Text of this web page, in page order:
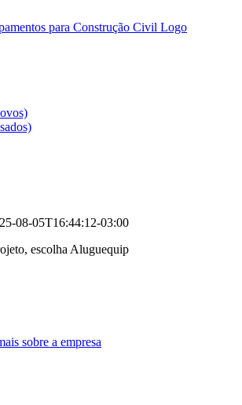
08-05T16:44:12-03:00
escolha Aluguequip
sobre a empresa